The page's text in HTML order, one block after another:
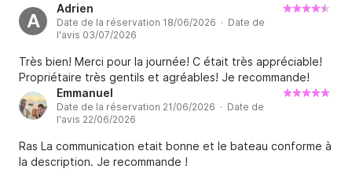
Dépose-minute possible devant la Capitainerie pour
Ce que l’on recherche :
Des navigateurs souhaitant profiter de la mer dans le
calme, le respect et la convivialité.
Ce bateau est particulièrement adapté aux familles et
aux personnes recherchant une sortie sereine.
A
Adrien
Date de la réservation 18/06/2026 · Date de
l'avis 03/07/2026
Très bien! Merci pour la journée! C était très appréciable!
Propriétaire très gentils et agréables! Je recommande!
Emmanuel
Date de la réservation 21/06/2026 · Date de
l'avis 22/06/2026
Ras La communication etait bonne et le bateau conforme à
la description. Je recommande !